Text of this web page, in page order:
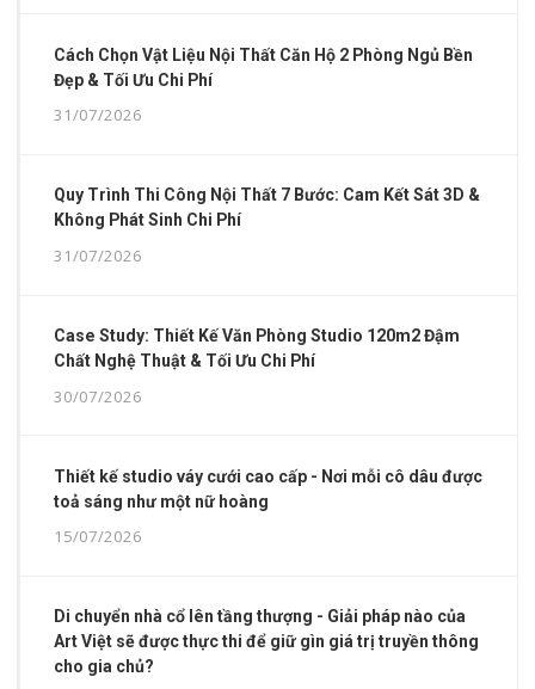
Cách Chọn Vật Liệu Nội Thất Căn Hộ 2 Phòng Ngủ Bền
Đẹp & Tối Ưu Chi Phí
31/07/2026
Quy Trình Thi Công Nội Thất 7 Bước: Cam Kết Sát 3D &
Không Phát Sinh Chi Phí
31/07/2026
Case Study: Thiết Kế Văn Phòng Studio 120m2 Đậm
Chất Nghệ Thuật & Tối Ưu Chi Phí
30/07/2026
Thiết kế studio váy cưới cao cấp - Nơi mỗi cô dâu được
toả sáng như một nữ hoàng
15/07/2026
Di chuyển nhà cổ lên tầng thượng - Giải pháp nào của
Art Việt sẽ được thực thi để giữ gìn giá trị truyền thông
cho gia chủ?